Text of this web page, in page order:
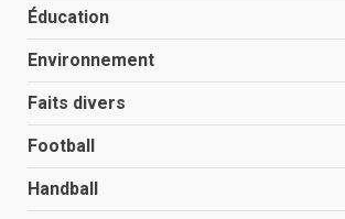
Éducation
Environnement
Faits divers
Football
Handball